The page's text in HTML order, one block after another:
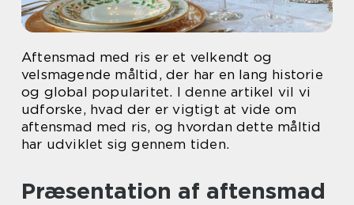
Aftensmad med ris er et velkendt og
velsmagende måltid, der har en lang historie
og global popularitet. I denne artikel vil vi
udforske, hvad der er vigtigt at vide om
aftensmad med ris, og hvordan dette måltid
har udviklet sig gennem tiden.
Præsentation af aftensmad